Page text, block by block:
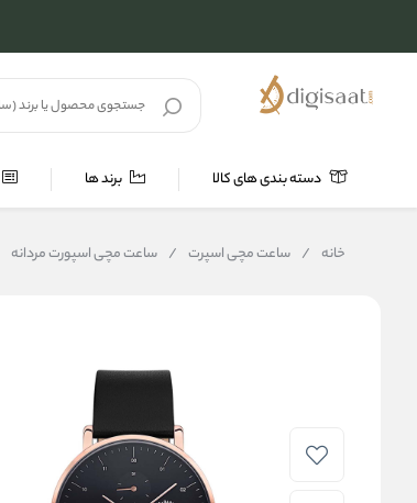
دسته بندی های کالا برند ها
خانه / ساعت مچی اسپرت / ساعت مچی اسپورت مردانه